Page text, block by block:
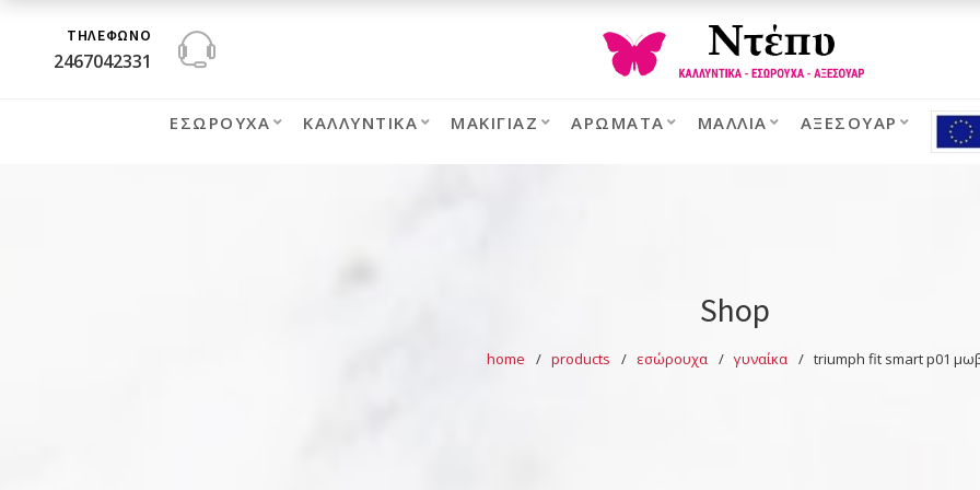
ΤΗΛΕΦΩΝΟ
2467042331
ΕΣΏΡΟΥΧΑ ΚΑΛΛΥΝΤΙΚΆ ΜΑΚΙΓΙΆΖ ΑΡΏΜΑΤΑ ΜΑΛΛΙΆ ΑΞΕΣΟΥΆΡ
Shop
home products εσώρουχα γυναίκα triumph fit smart p01